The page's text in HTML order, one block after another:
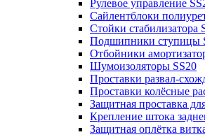
Рулевое управление
Сайлентблоки
Стойки стабилизатора
Подшипники ступицы
Отбойники
Шумоизоляторы SS20
Проставки развал-
Проставки колёсные
Защитная проставка
Крепление штока
Защитная оплётка